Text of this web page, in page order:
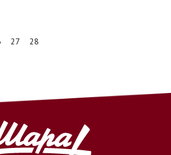
предоставленным реквизитам.
оплаты заказ принимается к
27 28